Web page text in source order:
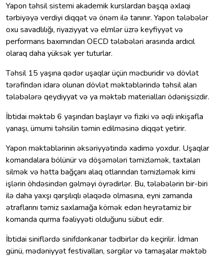
Yapon təhsil sistemi akademik kurslardan başqa əxlaqi
tərbiyəyə verdiyi diqqət və önəm ilə tanınır. Yapon tələbələr
oxu savadlılığı, riyaziyyat və elmlər üzrə keyfiyyət və
performans baxımından OECD tələbələri arasında ardıcıl
olaraq daha yüksək yer tuturlar.
Təhsil 15 yaşına qədər uşaqlar üçün məcburidir və dövlət
tərəfindən idarə olunan dövlət məktəblərində təhsil alan
tələbələrə qeydiyyat və ya məktəb materialları ödənişsizdir.
İbtidai məktəb 6 yaşından başlayır və fiziki və əqli inkişafla
yanaşı, ümumi təhsilin təmin edilməsinə diqqət yetirir.
Yapon məktəblərinin əksəriyyətində xadimə yoxdur. Uşaqlar
komandalara bölünür və döşəmələri təmizləmək, taxtaları
silmək və hətta bağçanı alaq otlarından təmizləmək kimi
işlərin öhdəsindən gəlməyi öyrədirlər. Bu, tələbələrin bir-biri
ilə daha yaxşı qarşılıqlı əlaqədə olmasına, eyni zamanda
ətraflarını təmiz saxlamağa kömək edən heyrətamiz bir
komanda qurma fəaliyyəti olduğunu sübut edir.
İbtidai siniflərdə sinifdənkənar tədbirlər də keçirilir. İdman
günü, mədəniyyət festivalları, sərgilər və tamaşalar məktəb